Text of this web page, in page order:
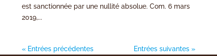
est sanctionnée par une nullité absolue. Com. 6 mars
2019,...
« Entrées précédentes Entrées suivantes »